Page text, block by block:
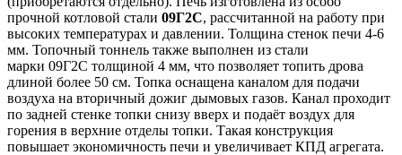
прочной котловой стали 09Г2С, рассчитанной на работу при
высоких температурах и давлении. Толщина стенок печи 4-6
мм. Топочный тоннель также выполнен из стали
марки 09Г2С толщиной 4 мм, что позволяет топить дрова
длиной более 50 см. Топка оснащена каналом для подачи
воздуха на вторичный дожиг дымовых газов. Канал проходит
по задней стенке топки снизу вверх и подаёт воздух для
горения в верхние отделы топки. Такая конструкция
повышает экономичность печи и увеличивает КПД агрегата.